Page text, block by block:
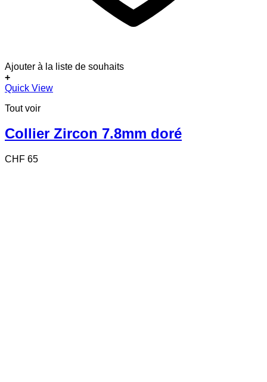
Ajouter à la liste de souhaits
+
Quick View
Tout voir
Collier Zircon 7.8mm doré
CHF 65